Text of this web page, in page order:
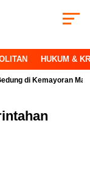
HUKUM &
Makin Kritis